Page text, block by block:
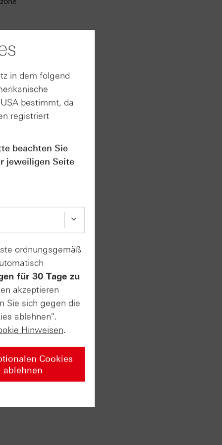
in dem folgend
bestimmt, da
registriert
beachten Sie
jeweiligen Seite
ordnungsgemäß
für 30 Tage zu
akzeptieren
Sie sich gegen die
ablehnen".
Hinweisen.
Cookies
ablehnen